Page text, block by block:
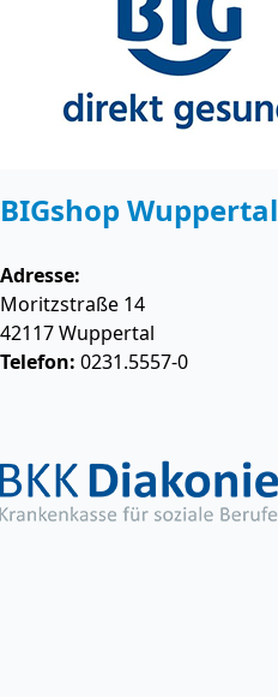
BIGshop Wuppertal
Adresse:
Moritzstraße 14
42117Wuppertal
Telefon: 0231.5557-0